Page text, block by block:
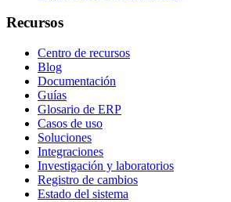
Recursos
Centro de recursos
Blog
Documentación
Guías
Glosario de ERP
Casos de uso
Soluciones
Integraciones
Investigación y laboratorios
Registro de cambios
Estado del sistema